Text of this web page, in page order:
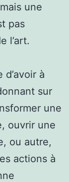
une
pas
l’art.
d’avoir à
sur
une
ouvrir une
ou autre,
actions à